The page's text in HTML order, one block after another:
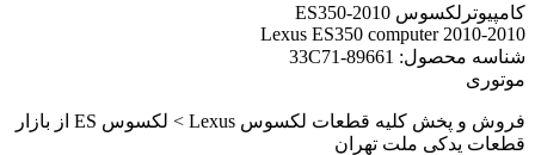
کامپیوترلکسوس ES350-2010
2010-2010 Lexus ES350 computer
شناسه محصول: 89661-33C71
موتوری
فروش و پخش کلیه قطعات لکسوس Lexus > لکسوس ES از بازار
قطعات یدکی ملت تهران